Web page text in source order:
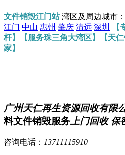
文件销毁江门站湾区及周边城市：
江门 中山 惠州 肇庆 清远 深圳
【
杆】【服务珠三角大湾区】【天
家】
广州天仁再生资源回收有限
料文件销毁服务 上门回收
咨询电话： 13711115910